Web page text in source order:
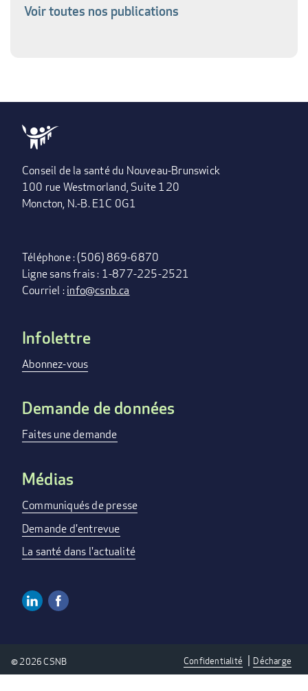
Voir toutes nos publications
Conseil de la santé du Nouveau-Brunswick
100 rue Westmorland, Suite 120
Moncton, N.-B. E1C 0G1
Téléphone : (506) 869-6870
Ligne sans frais : 1-877-225-2521
Courriel :info@csnb.ca
FOOTER
MENU
Infolettre
Abonnez-vous
Demande de données
Faites une demande
Médias
Communiqués de presse
Demande d'entrevue
La santé dans l'actualité
LINKS
Linkedin
Confidentialité Décharge
© 2026 CSNB